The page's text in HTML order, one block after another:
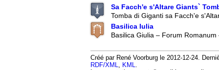
Sa Facch'e s'Altare Giants`
Tomba di Giganti sa Facch'e
Basilica Iulia
Basilica Giulia – Forum Romanum
Créé par René Voorburg le 2012-12-24.
RDF/XML
KML